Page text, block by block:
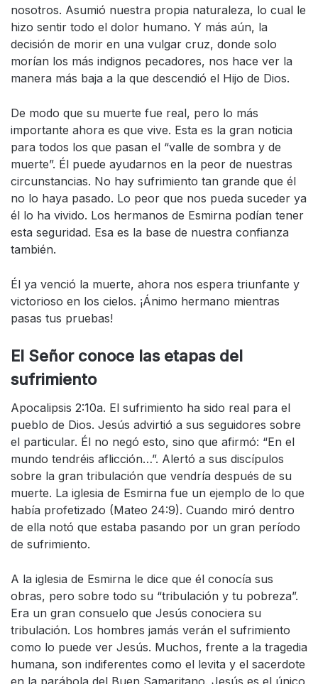
nosotros. Asumió nuestra propia naturaleza, lo cual le
hizo sentir todo el dolor humano. Y más aún, la
decisión de morir en una vulgar cruz, donde solo
morían los más indignos pecadores, nos hace ver la
manera más baja a la que descendió el Hijo de Dios.
De modo que su muerte fue real, pero lo más
importante ahora es que vive. Esta es la gran noticia
para todos los que pasan el “valle de sombra y de
muerte”. Él puede ayudarnos en la peor de nuestras
circunstancias. No hay sufrimiento tan grande que él
no lo haya pasado. Lo peor que nos pueda suceder ya
él lo ha vivido. Los hermanos de Esmirna podían tener
esta seguridad. Esa es la base de nuestra confianza
también.
Él ya venció la muerte, ahora nos espera triunfante y
victorioso en los cielos. ¡Ánimo hermano mientras
pasas tus pruebas!
El Señor conoce las etapas del
sufrimiento
Apocalipsis 2:10a. El sufrimiento ha sido real para el
pueblo de Dios. Jesús advirtió a sus seguidores sobre
el particular. Él no negó esto, sino que afirmó: “En el
mundo tendréis aflicción…”. Alertó a sus discípulos
sobre la gran tribulación que vendría después de su
muerte. La iglesia de Esmirna fue un ejemplo de lo que
había profetizado (Mateo 24:9). Cuando miró dentro
de ella notó que estaba pasando por un gran período
de sufrimiento.
A la iglesia de Esmirna le dice que él conocía sus
obras, pero sobre todo su “tribulación y tu pobreza”.
Era un gran consuelo que Jesús conociera su
tribulación. Los hombres jamás verán el sufrimiento
como lo puede ver Jesús. Muchos, frente a la tragedia
humana, son indiferentes como el levita y el sacerdote
en la parábola del Buen Samaritano. Jesús es el único